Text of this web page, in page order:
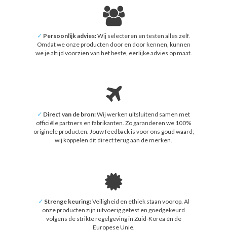
✓ Persoonlijk advies:Wij selecteren en testen alles zelf.
Omdat we onze producten door en door kennen, kunnen
we je altijd voorzien van het beste, eerlijke advies op maat.
✓ Direct van de bron:Wij werken uitsluitend samen met
officiële partners en fabrikanten. Zo garanderen we 100%
originele producten. Jouw feedback is voor ons goud waard;
wij koppelen dit direct terug aan de merken.
✓ Strenge keuring:Veiligheid en ethiek staan voorop. Al
onze producten zijn uitvoerig getest en goedgekeurd
volgens de strikte regelgeving in Zuid-Korea én de
Europese Unie.